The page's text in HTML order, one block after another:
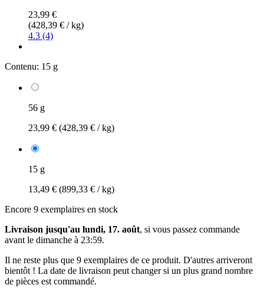
23,99 €
(428,39 € / kg)
4.3 (4)
Contenu: 15 g
56 g
23,99 € (428,39 € / kg)
15 g
13,49 € (899,33 € / kg)
Encore 9 exemplaires en stock
Livraison jusqu'au lundi, 17. août, si vous passez commande
avant le dimanche à 23:59.
Il ne reste plus que 9 exemplaires de ce produit. D'autres arriveront
bientôt ! La date de livraison peut changer si un plus grand nombre
de pièces est commandé.